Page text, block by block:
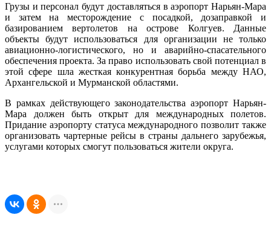
Грузы и персонал будут доставляться в аэропорт Нарьян-Мара
и затем на месторождение с посадкой, дозаправкой и
базированием вертолетов на острове Колгуев. Данные
объекты будут использоваться для организации не только
авиационно-логистического, но и аварийно-спасательного
обеспечения проекта. За право использовать свой потенциал в
этой сфере шла жесткая конкурентная борьба между НАО,
Архангельской и Мурманской областями.
В рамках действующего законодательства аэропорт Нарьян-
Мара должен быть открыт для международных полетов.
Придание аэропорту статуса международного позволит также
организовать чартерные рейсы в страны дальнего зарубежья,
услугами которых смогут пользоваться жители округа.